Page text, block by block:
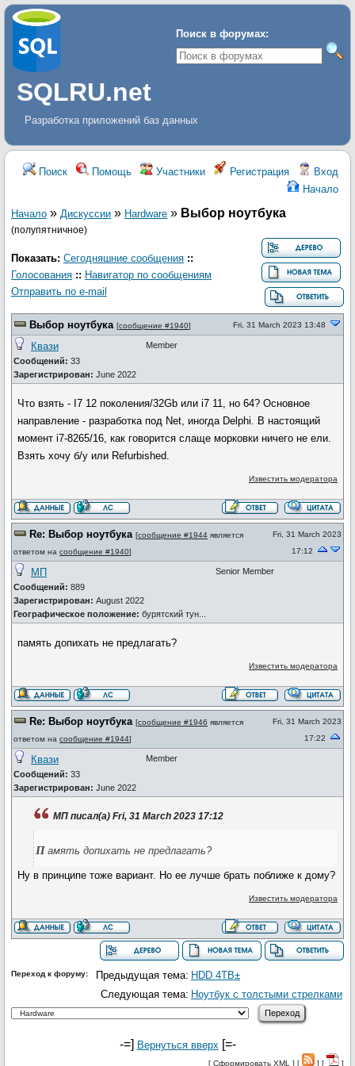
Поиск в форумах:
SQLRU.net
Разработка приложений баз данных
Поиск Помощь Участники Регистрация
Вход
Начало
Начало » Дискуcсии » Hardware » Выбор ноутбука
(полупятничное)
Показать: Сегодняшние сообщения ::
Голосования :: Навигатор по сообщениям
Отправить по e-mail
Выбор ноутбука [сообщение #1940] Fri, 31 March 2023 13:48
Квази
Сообщений: 33
Зарегистрирован: June 2022
Member
Что взять - I7 12 поколения/32Gb или i7 11, но 64? Основное
направление - разработка под Net, иногда Delphi. В настоящий
момент i7-8265/16, как говорится слаще морковки ничего не ели.
Взять хочу б/у или Refurbished.
Известить модератора
Re: Выбор ноутбука [сообщение #1944 является
ответом на сообщение #1940]
Fri, 31 March 2023
17:12
МП
Сообщений: 889
Зарегистрирован: August 2022
Географическое положение: бурятский тун...
Senior Member
память допихать не предлагать?
Известить модератора
Re: Выбор ноутбука [сообщение #1946 является
ответом на сообщение #1944]
Fri, 31 March 2023
17:22
Квази
Сообщений: 33
Зарегистрирован: June 2022
Member
МП писал(а) Fri, 31 March 2023 17:12
п амять допихать не предлагать?
Ну в принципе тоже вариант. Но ее лучше брать поближе к дому?
Известить модератора
Предыдущая тема: HDD 4TB±
Следующая тема: Ноутбук с толстыми стрелками
Переход к форуму:
-=] Вернуться вверх [=-
[ Сформировать XML ] [ ] [ ]